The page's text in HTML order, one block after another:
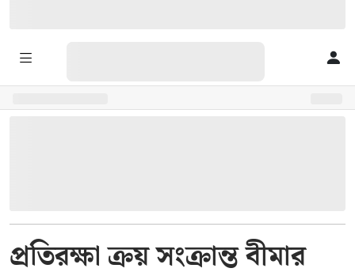
প্রতিরক্ষা ক্রয় সংক্রান্ত বীমার